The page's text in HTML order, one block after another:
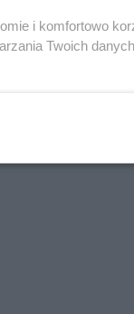
i komfortowo
Twoich